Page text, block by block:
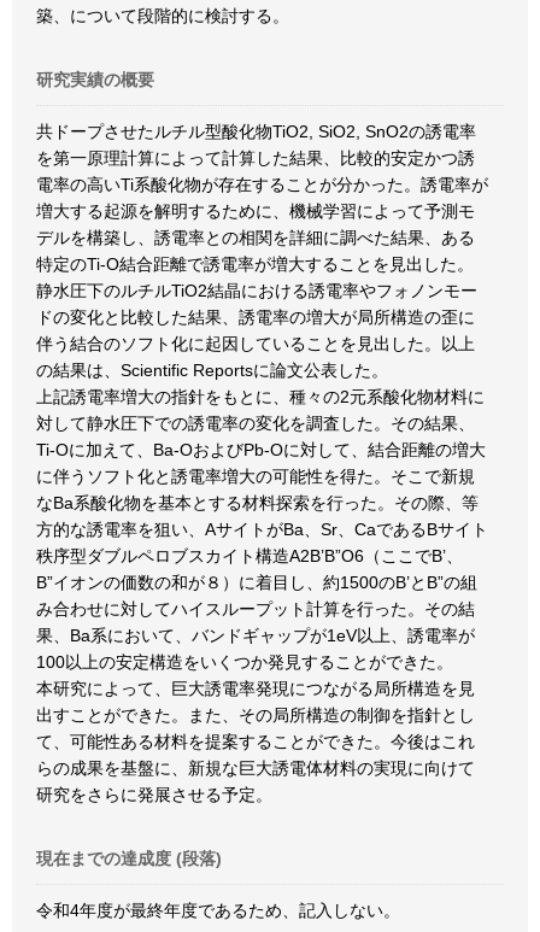
築、について段階的に検討する。
研究実績の概要
共ドープさせたルチル型酸化物TiO2, SiO2, SnO2の誘電率
を第一原理計算によって計算した結果、比較的安定かつ誘
電率の高いTi系酸化物が存在することが分かった。誘電率が
増大する起源を解明するために、機械学習によって予測モ
デルを構築し、誘電率との相関を詳細に調べた結果、ある
特定のTi-O結合距離で誘電率が増大することを見出した。
静水圧下のルチルTiO2結晶における誘電率やフォノンモー
ドの変化と比較した結果、誘電率の増大が局所構造の歪に
伴う結合のソフト化に起因していることを見出した。以上
の結果は、Scientific Reportsに論文公表した。
上記誘電率増大の指針をもとに、種々の2元系酸化物材料に
対して静水圧下での誘電率の変化を調査した。その結果、
Ti-Oに加えて、Ba-OおよびPb-Oに対して、結合距離の増大
に伴うソフト化と誘電率増大の可能性を得た。そこで新規
なBa系酸化物を基本とする材料探索を行った。その際、等
方的な誘電率を狙い、AサイトがBa、Sr、CaであるBサイト
秩序型ダブルペロブスカイト構造A2B’B”O6（ここでB’、
B”イオンの価数の和が８）に着目し、約1500のB’とB”の組
み合わせに対してハイスループット計算を行った。その結
果、Ba系において、バンドギャップが1eV以上、誘電率が
100以上の安定構造をいくつか発見することができた。
本研究によって、巨大誘電率発現につながる局所構造を見
出すことができた。また、その局所構造の制御を指針とし
て、可能性ある材料を提案することができた。今後はこれ
らの成果を基盤に、新規な巨大誘電体材料の実現に向けて
研究をさらに発展させる予定。
現在までの達成度 (段落)
令和4年度が最終年度であるため、記入しない。